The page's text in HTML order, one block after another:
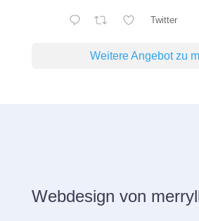
Twitter
Weitere Angebot zu
Webdesign von